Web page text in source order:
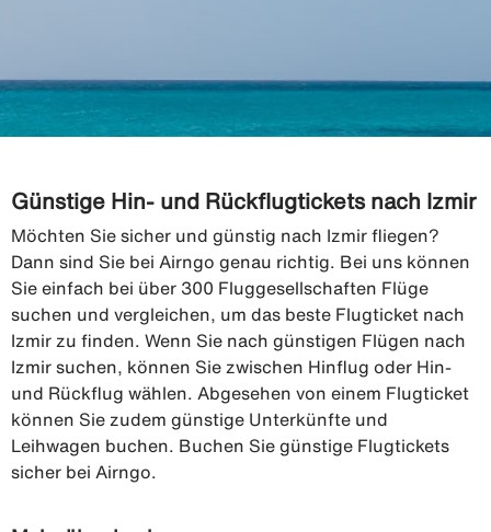
Günstige Hin- und Rückflugtickets nach Izmir
Möchten Sie sicher und günstig nach Izmir fliegen?
Dann sind Sie bei Airngo genau richtig. Bei uns können
Sie einfach bei über 300 Fluggesellschaften Flüge
suchen und vergleichen, um das beste Flugticket nach
Izmir zu finden. Wenn Sie nach günstigen Flügen nach
Izmir suchen, können Sie zwischen Hinflug oder Hin-
und Rückflug wählen. Abgesehen von einem Flugticket
können Sie zudem günstige Unterkünfte und
Leihwagen buchen. Buchen Sie günstige Flugtickets
sicher bei Airngo.